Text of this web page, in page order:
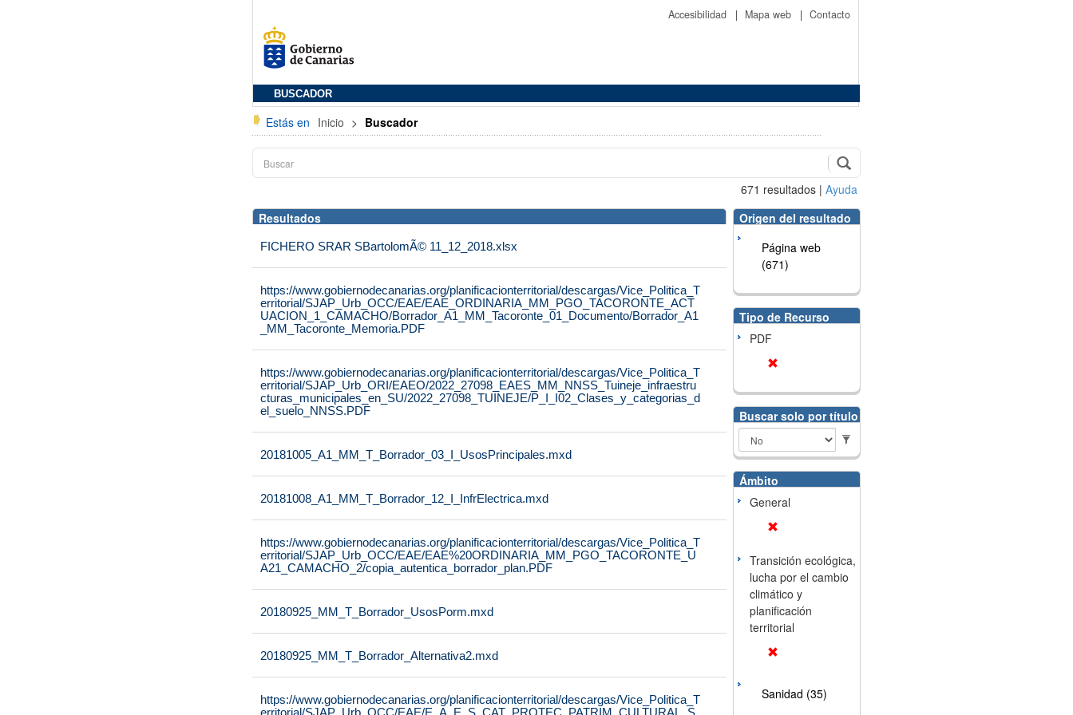
Accesibilidad | Mapa web | Contacto
BUSCADOR
Estás en Inicio > Buscador
671 resultados | Ayuda
Resultados
FICHERO SRAR SBartolomÃ© 11_12_2018.xlsx
https://www.gobiernodecanarias.org/planificacionterritorial/descargas/Vice_Politica_T
erritorial/SJAP_Urb_OCC/EAE/EAE_ORDINARIA_MM_PGO_TACORONTE_ACT
UACION_1_CAMACHO/Borrador_A1_MM_Tacoronte_01_Documento/Borrador_A1
_MM_Tacoronte_Memoria.PDF
https://www.gobiernodecanarias.org/planificacionterritorial/descargas/Vice_Politica_T
erritorial/SJAP_Urb_ORI/EAEO/2022_27098_EAES_MM_NNSS_Tuineje_infraestru
cturas_municipales_en_SU/2022_27098_TUINEJE/P_I_I02_Clases_y_categorias_d
el_suelo_NNSS.PDF
20181005_A1_MM_T_Borrador_03_I_UsosPrincipales.mxd
20181008_A1_MM_T_Borrador_12_I_InfrElectrica.mxd
https://www.gobiernodecanarias.org/planificacionterritorial/descargas/Vice_Politica_T
erritorial/SJAP_Urb_OCC/EAE/EAE%20ORDINARIA_MM_PGO_TACORONTE_U
A21_CAMACHO_2/copia_autentica_borrador_plan.PDF
20180925_MM_T_Borrador_UsosPorm.mxd
20180925_MM_T_Borrador_Alternativa2.mxd
https://www.gobiernodecanarias.org/planificacionterritorial/descargas/Vice_Politica_T
erritorial/SJAP_Urb_OCC/EAE/E_A_E_S_CAT_PROTEC_PATRIM_CULTURAL_S
Origen del resultado
Página web
(671)
Tipo de Recurso
PDF
Buscar solo por título
Ámbito
General
Transición ecológica,
lucha por el cambio
climático y
planificación
territorial
Sanidad (35)